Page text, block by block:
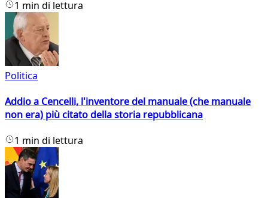
1 min di lettura
Politica
Addio a Cencelli, l'inventore del manuale (che manuale
non era) più citato della storia repubblicana
1 min di lettura